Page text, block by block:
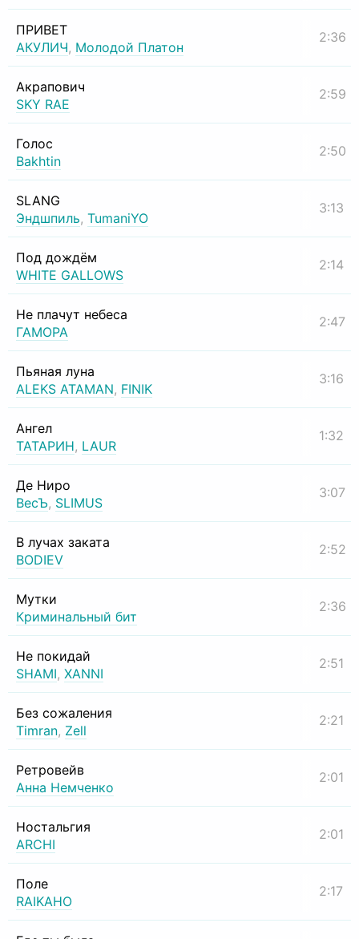
ПРИВЕТ
АКУЛИЧ, Молодой Платон
2:36
Акрапович
SKY RAE
2:59
Голос
Bakhtin
2:50
SLANG
Эндшпиль, TumaniYO
3:13
Под дождём
WHITE GALLOWS
2:14
Не плачут небеса
ГАМОРА
2:47
Пьяная луна
ALEKS ATAMAN, FINIK
3:16
Ангел
ТАТАРИН, LAUR
1:32
Де Ниро
ВесЪ, SLIMUS
3:07
В лучах заката
BODIEV
2:52
Мутки
Криминальный бит
2:36
Не покидай
SHAMI, XANNI
2:51
Без сожаления
Timran, Zell
2:21
Ретровейв
Анна Немченко
2:01
Ностальгия
ARCHI
2:01
Поле
RAIKAHO
2:17